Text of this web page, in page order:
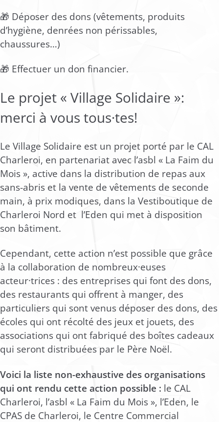
🎁 Déposer des dons (vêtements, produits
d’hygiène, denrées non périssables,
chaussures…)
🎁 Effectuer un don financier.
Le projet « Village Solidaire »:
merci à vous tous·tes!
Le Village Solidaire est un projet porté par le CAL
Charleroi, en partenariat avec l’asbl « La Faim du
Mois », active dans la distribution de repas aux
sans-abris et la vente de vêtements de seconde
main, à prix modiques, dans la Vestiboutique de
Charleroi Nord et l’Eden qui met à disposition
son bâtiment.
Cependant, cette action n’est possible que grâce
à la collaboration de nombreux·euses
acteur·trices : des entreprises qui font des dons,
des restaurants qui offrent à manger, des
particuliers qui sont venus déposer des dons, des
écoles qui ont récolté des jeux et jouets, des
associations qui ont fabriqué des boîtes cadeaux
qui seront distribuées par le Père Noël.
Voici la liste non-exhaustive des organisations
qui ont rendu cette action possible : le CAL
Charleroi, l’asbl « La Faim du Mois », l’Eden, le
CPAS de Charleroi, le Centre Commercial